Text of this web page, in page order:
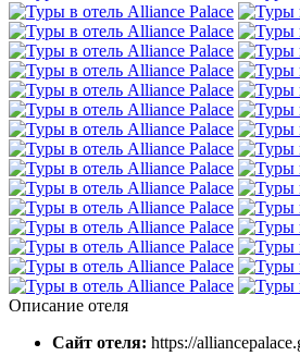
Описание отеля
Сайт отеля: https://